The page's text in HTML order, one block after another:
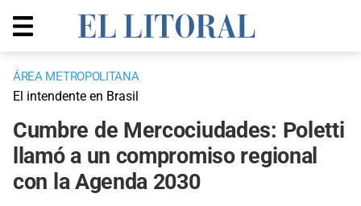
ÁREA METROPOLITANA
El intendente en Brasil
Cumbre de Mercociudades: Poletti
llamó a un compromiso regional
con la Agenda 2030